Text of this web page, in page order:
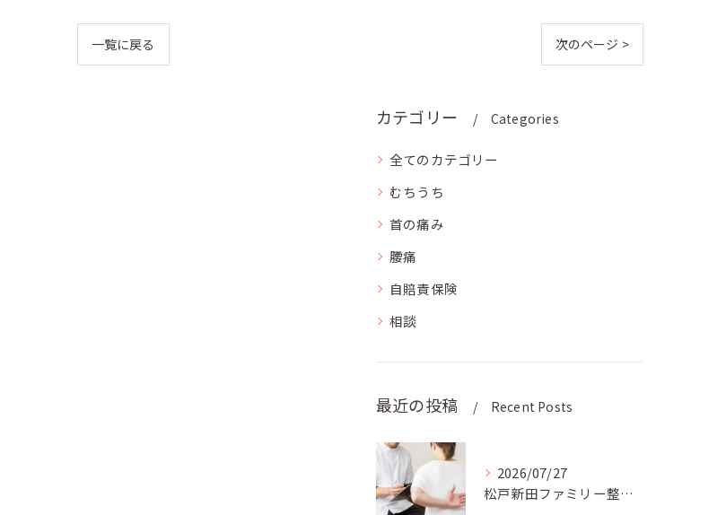
一覧に戻る 次のページ >
カテゴリー Categories
全てのカテゴリー
むちうち
首の痛み
腰痛
自賠責保険
相談
最近の投稿 Recent Posts
2026/07/27
松戸新田ファミリー整骨院では、患者様のライフスタイルに合わせ...